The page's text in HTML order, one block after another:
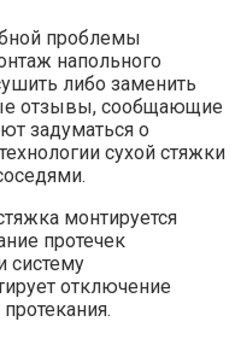
проблемы
напольного
либо заменить
отзывы, сообщающие
задуматься о
сухой стяжки
монтируется
протечек
систему
отключение